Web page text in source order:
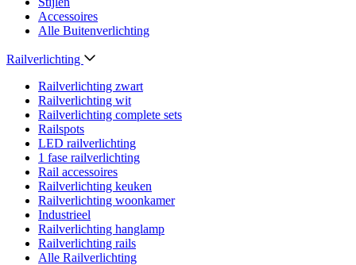
Accessoires
Alle Buitenverlichting
Railverlichting
Railverlichting zwart
Railverlichting wit
Railverlichting complete sets
Railspots
LED railverlichting
1 fase railverlichting
Rail accessoires
Railverlichting keuken
Railverlichting woonkamer
Industrieel
Railverlichting hanglamp
Railverlichting rails
Alle Railverlichting